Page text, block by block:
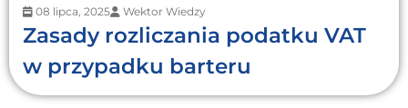
08 lipca, 2025 Wektor Wiedzy
Zasady rozliczania podatku VAT
w przypadku barteru